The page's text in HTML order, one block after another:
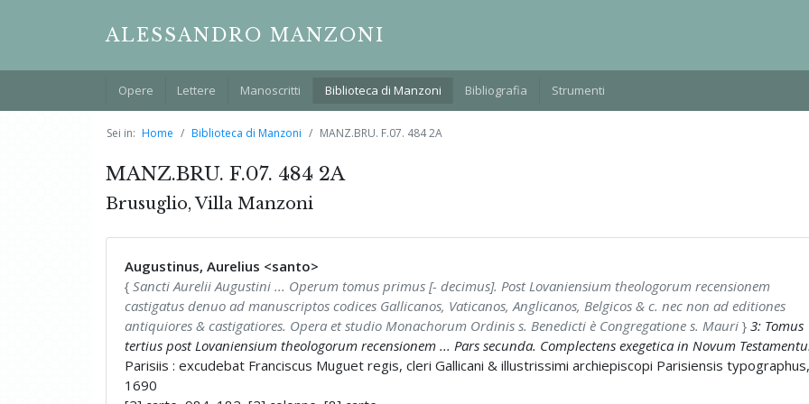
ALESSANDRO MANZONI
Opere Lettere Manoscritti Biblioteca di Manzoni Bibliografia Strumenti
Sei in: Home Biblioteca di Manzoni MANZ.BRU. F.07. 484 2A
MANZ.BRU. F.07. 484 2A
Brusuglio, Villa Manzoni
Augustinus, Aurelius <santo>
{ Sancti Aurelii Augustini ... Operum tomus primus [- decimus]. Post Lovaniensium theologorum recensionem
castigatus denuo ad manuscriptos codices Gallicanos, Vaticanos, Anglicanos, Belgicos & c. nec non ad editiones
antiquiores & castigatiores. Opera et studio Monachorum Ordinis s. Benedicti è Congregatione s. Mauri } 3: Tomus
tertius post Lovaniensium theologorum recensionem ... Pars secunda. Complectens exegetica in Novum
Parisiis : excudebat Franciscus Muguet regis, cleri Gallicani & illustrissimi archiepiscopi Parisiensis typographus,
1690